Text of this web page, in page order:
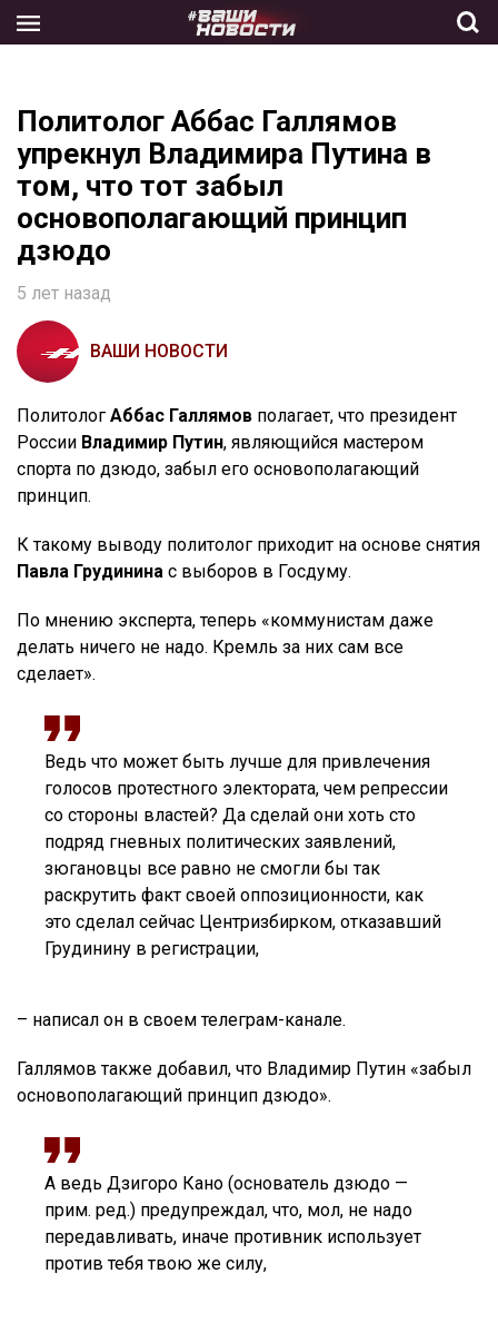
the
Политолог Аббас Галлямов
упрекнул Владимира Путина в
том, что тот забыл
основополагающий принцип
дзюдо
5 лет назад
ВАШИ НОВОСТИ
Политолог Аббас Галлямов полагает, что президент
России Владимир Путин, являющийся мастером
спорта по дзюдо, забыл его основополагающий
принцип.
К такому выводу политолог приходит на основе снятия
Павла Грудинина с выборов в Госдуму.
По мнению эксперта, теперь «коммунистам даже
делать ничего не надо. Кремль за них сам все
сделает».
Ведь что может быть лучше для привлечения
голосов протестного электората, чем репрессии
со стороны властей? Да сделай они хоть сто
подряд гневных политических заявлений,
зюгановцы все равно не смогли бы так
раскрутить факт своей оппозиционности, как
это сделал сейчас Центризбирком, отказавший
Грудинину в регистрации,
– написал он в своем телеграм-канале.
Галлямов также добавил, что Владимир Путин «забыл
основополагающий принцип дзюдо».
А ведь Дзигоро Кано (основатель дзюдо —
прим. ред.) предупреждал, что, мол, не надо
передавливать, иначе противник использует
против тебя твою же силу,